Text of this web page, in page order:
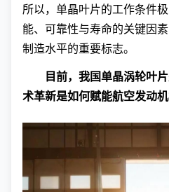
所以，单晶叶片的工作条件
能、可靠性与寿命的关键因
制造水平的重要标志。
目前，我国单晶涡轮叶
术革新是如何赋能航空发动机